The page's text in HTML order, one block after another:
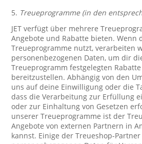
5. Treueprogramme (in den
JET verfügt über mehrere
Angebote und Rabatte bieten. Wenn
Treueprogramme nutzt, verarbeiten
personenbezogenen Daten, um dir
Treueprogramm festgelegten
bereitzustellen. Abhängig von den
uns auf deine Einwilligung oder die
dass die Verarbeitung zur Erfüllung
oder zur Einhaltung von Gesetzen
unserer Treueprogramme ist der
Angebote von externen Partnern in
kannst. Einige der Treueshop-